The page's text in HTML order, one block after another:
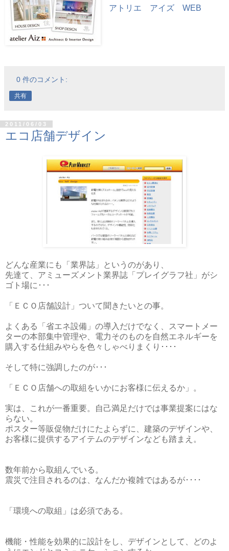
アトリエ アイズ WEB
0 件のコメント:
共有
2011/06/03
エコ店舗デザイン
どんな産業にも「業界誌」というのがあり、
先達て、アミューズメント業界誌「プレイグラフ社」がシ
ゴト場に･･･
「ＥＣＯ店舗設計」ついて聞きたいとの事。
よくある「省エネ設備」の導入だけでなく、スマートメー
ターの本部集中管理や、電力そのものを自然エネルギーを
購入する仕組みやらを色々しゃべりまくり････
そして特に強調したのが･･･
「ＥＣＯ店舗への取組をいかにお客様に伝えるか」。
実は、これが一番重要。自己満足だけでは事業提案にはな
らない。
ポスター等販促物だけにたよらずに、建築のデザインや、
お客様に提供するアイテムのデザインなども踏まえ。
数年前から取組んでいる。
震災で注目されるのは、なんだか複雑ではあるが････
「環境への取組」は必須である。
機能・性能を効果的に設計をし、デザインとして、どのよ